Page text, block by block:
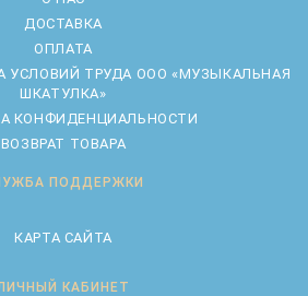
ДОСТАВКА
ОПЛАТА
УСЛОВИЙ ТРУДА ООО «МУЗЫКАЛЬНАЯ
ШКАТУЛКА»
КОНФИДЕНЦИАЛЬНОСТИ
ВОЗВРАТ ТОВАРА
ПОДДЕРЖКИ
КАРТА САЙТА
КАБИНЕТ